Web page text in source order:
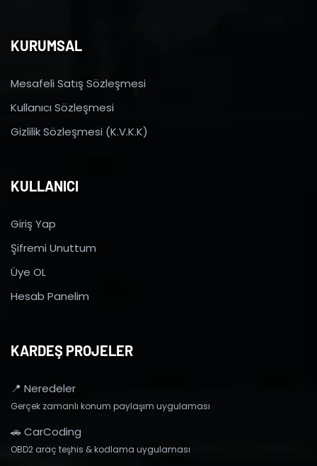
KURUMSAL
Mesafeli Satış Sözleşmesi
Kullanıcı Sözleşmesi
Gizlilik Sözleşmesi (K.V.K.K)
KULLANICI
Giriş Yap
Şifremi Unuttum
Üye OL
Hesab Panelim
KARDEŞ PROJELER
📍 Neredeler
Gerçek zamanlı konum paylaşım uygulaması
🚗 CarCoding
OBD2 araç teşhis & kodlama uygulaması